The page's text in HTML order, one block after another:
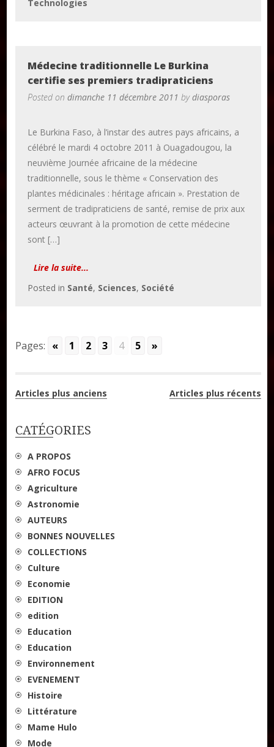
Technologies
Médecine traditionnelle Le Burkina
certifie ses premiers tradipraticiens
Posted ondimanche 11 décembre 2011 bydiasporas
Le Burkina Faso, à l’instar des autres pays africains, a
célébré le mardi 4 octobre 2011 à Ouagadougou, la
neuvième Journée africaine de la médecine
traditionnelle, sous le thème « Conservation des
plantes médicinales : héritage africain ». Prestation de
serment de tradipraticiens de santé, remise de prix aux
acteurs œuvrant à la promotion de cette médecine
sont […]
Lire la suite...
Posted in Santé, Sciences, Société
Pages: « 1 2 3 4 5 »
Navigation
articles
Articles plus anciens Articles plus récents
CATÉGORIES
A PROPOS
AFRO FOCUS
Agriculture
Astronomie
AUTEURS
BONNES NOUVELLES
COLLECTIONS
Culture
Economie
EDITION
edition
Education
Education
Environnement
EVENEMENT
Histoire
Littérature
Mame Hulo
Mode